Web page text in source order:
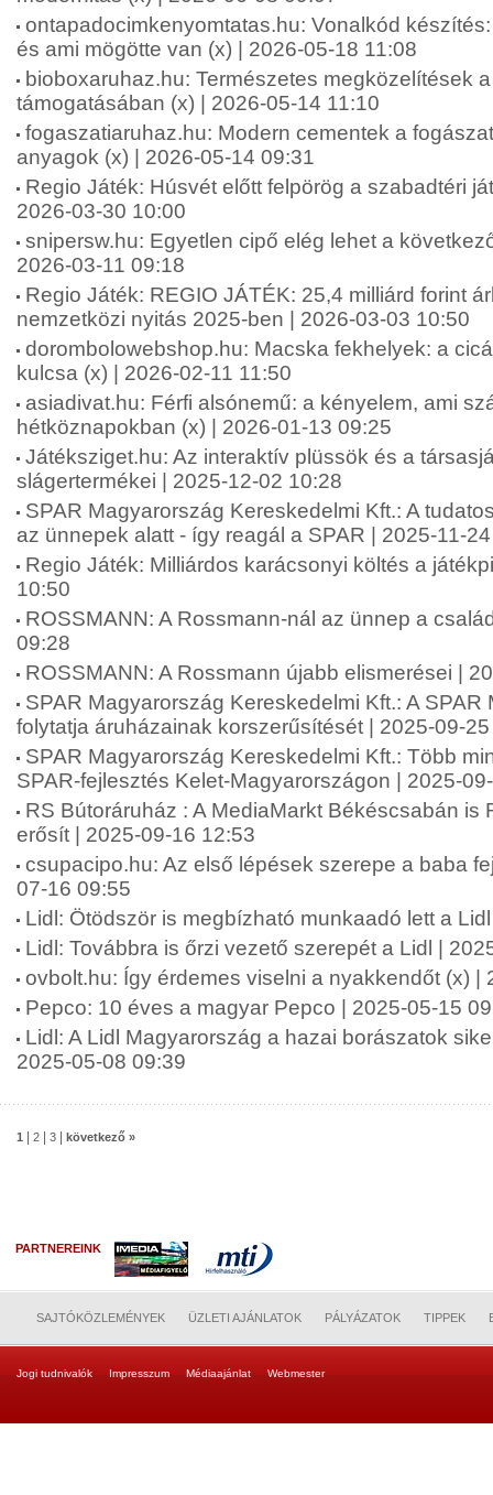
ontapadocimkenyomtatas.hu: Vonalkód
és ami mögötte van (x) | 2026-05-18 11:08
bioboxaruhaz.hu: Természetes megközelítések
támogatásában (x) | 2026-05-14 11:10
fogaszatiaruhaz.hu: Modern cementek a
anyagok (x) | 2026-05-14 09:31
Regio Játék: Húsvét előtt felpörög a szabadtéri
2026-03-30 10:00
snipersw.hu: Egyetlen cipő elég lehet a
2026-03-11 09:18
Regio Játék: REGIO JÁTÉK: 25,4 milliárd forint
nemzetközi nyitás 2025-ben | 2026-03-03 10:50
dorombolowebshop.hu: Macska fekhelyek: a
kulcsa (x) | 2026-02-11 11:50
asiadivat.hu: Férfi alsónemű: a kényelem, ami
hétköznapokban (x) | 2026-01-13 09:25
Játéksziget.hu: Az interaktív plüssök és a
slágertermékei | 2025-12-02 10:28
SPAR Magyarország Kereskedelmi Kft.: A
az ünnepek alatt - így reagál a SPAR | 2025-11-
Regio Játék: Milliárdos karácsonyi költés a
10:50
ROSSMANN: A Rossmann-nál az ünnep a
09:28
ROSSMANN: A Rossmann újabb elismerései |
SPAR Magyarország Kereskedelmi Kft.: A SPAR
folytatja áruházainak korszerűsítését | 2025-09-
SPAR Magyarország Kereskedelmi Kft.: Több
SPAR-fejlesztés Kelet-Magyarországon | 2025-
RS Bútoráruház : A MediaMarkt Békéscsabán is
erősít | 2025-09-16 12:53
csupacipo.hu: Az első lépések szerepe a baba
07-16 09:55
Lidl: Ötödször is megbízható munkaadó lett a
Lidl: Továbbra is őrzi vezető szerepét a Lidl |
ovbolt.hu: Így érdemes viselni a nyakkendőt (x) |
Pepco: 10 éves a magyar Pepco | 2025-05-15
Lidl: A Lidl Magyarország a hazai borászatok
2025-05-08 09:39
1 2 3 következő »
PARTNEREINK
SAJTÓKÖZLEMÉNYEK ÜZLETI AJÁNLATOK PÁLYÁZATOK TIPPEK
Jogi tudnivalók Impresszum Médiaajánlat Webmester